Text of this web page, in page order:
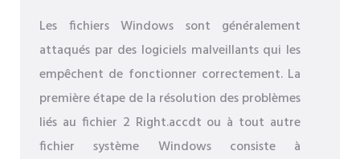
Les fichiers Windows sont généralement
attaqués par des logiciels malveillants qui les
empêchent de fonctionner correctement. La
première étape de la résolution des problèmes
liés au fichier 2 Right.accdt ou à tout autre
fichier système Windows consiste à